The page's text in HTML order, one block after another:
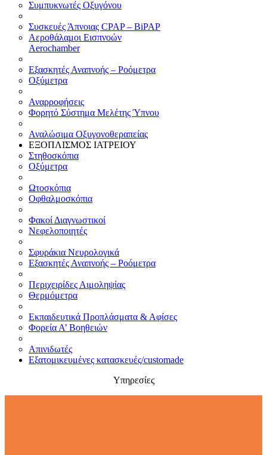
Συμπυκνωτές Οξυγόνου
Συσκευές Άπνοιας CPAP – BiPAP
Αεροθάλαμοι Εισπνοών
Aerochamber
Εξασκητές Αναπνοής – Ροόμετρα
Οξύμετρα
Αναρροφήσεις
Φορητό Σύστημα Μελέτης Ύπνου
Αναλώσιμα Οξυγονοθεραπείας
ΕΞΟΠΛΙΣΜΟΣ ΙΑΤΡΕΙΟΥ
Στηθοσκόπια
Οξύμετρα
Ωτοσκόπια
Οφθαλμοσκόπια
Φακοί Διαγνωστικοί
Νεφελοποιητές
Σφυράκια Νευρολογικά
Εξασκητές Αναπνοής – Ροόμετρα
Περιχειρίδες Αιμοληψίας
Θερμόμετρα
Εκπαιδευτικά Προπλάσματα & Αφίσες
Φορεία Α’ Βοηθειών
Απινιδωτές
Εξατομικευμένες κατασκευές/customade
Υπηρεσίες